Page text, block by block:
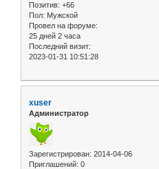
Позитив: +66
Пол: Мужской
Провел на форуме:
25 дней 2 часа
Последний визит:
2023-01-31 10:51:28
xuser
Администратор
Зарегистрирован: 2014-04-06
Приглашений: 0